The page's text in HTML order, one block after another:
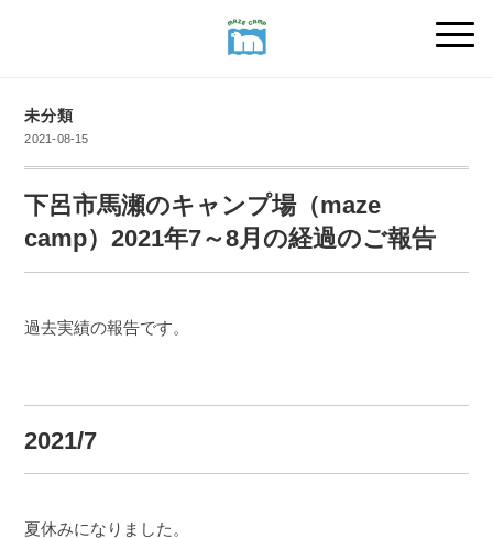
未分類
2021-08-15
下呂市馬瀬のキャンプ場（maze
camp）2021年7～8月の経過のご報告
過去実績の報告です。
2021/7
夏休みになりました。